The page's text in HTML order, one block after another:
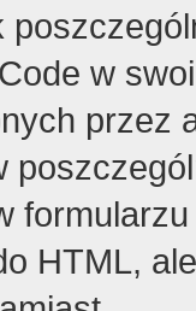
w
przez
HTML,